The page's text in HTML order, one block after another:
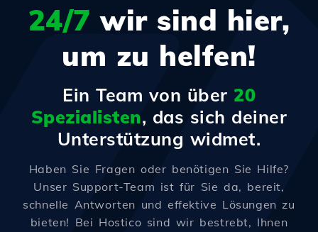
24/7 wir sind hier,
um zu helfen!
Ein Team von über 20
Spezialisten, das sich deiner
Unterstützung widmet.
Haben Sie Fragen oder benötigen Sie Hilfe?
Unser Support-Team ist für Sie da, bereit,
schnelle Antworten und effektive Lösungen zu
bieten! Bei Hostico sind wir bestrebt, Ihnen